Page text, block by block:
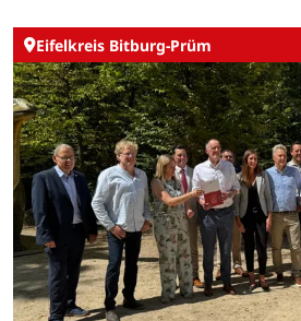
Eifelkreis Bitburg-Prüm